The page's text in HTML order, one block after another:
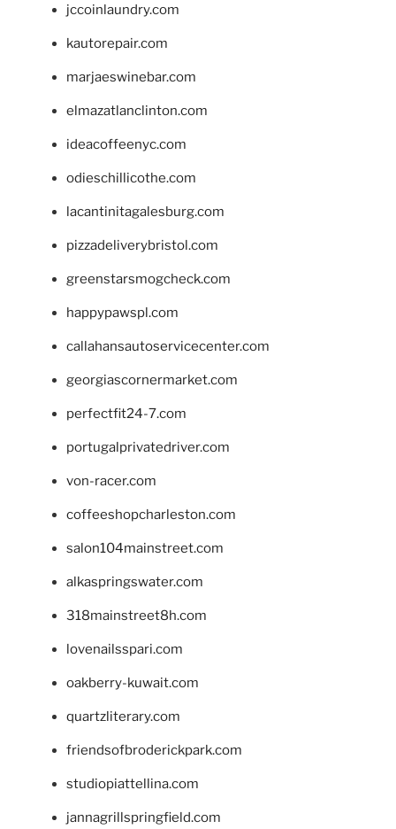
jccoinlaundry.com
kautorepair.com
marjaeswinebar.com
elmazatlanclinton.com
ideacoffeenyc.com
odieschillicothe.com
lacantinitagalesburg.com
pizzadeliverybristol.com
greenstarsmogcheck.com
happypawspl.com
callahansautoservicecenter.com
georgiascornermarket.com
perfectfit24-7.com
portugalprivatedriver.com
von-racer.com
coffeeshopcharleston.com
salon104mainstreet.com
alkaspringswater.com
318mainstreet8h.com
lovenailsspari.com
oakberry-kuwait.com
quartzliterary.com
friendsofbroderickpark.com
studiopiattellina.com
jannagrillspringfield.com